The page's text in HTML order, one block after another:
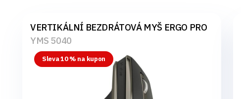
VERTIKÁLNÍ BEZDRÁTOVÁ MYŠ ERGO PRO
YMS 5040
Sleva 10 % na kupon